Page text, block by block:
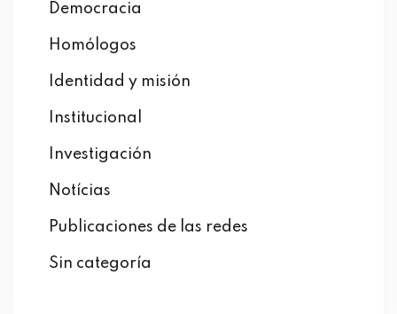
Democracia
Homólogos
Identidad y misión
Institucional
Investigación
Notícias
Publicaciones de las redes
Sin categoría